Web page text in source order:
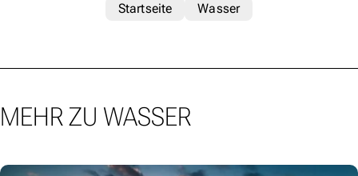
Startseite
Wasser
MEHR ZU WASSER